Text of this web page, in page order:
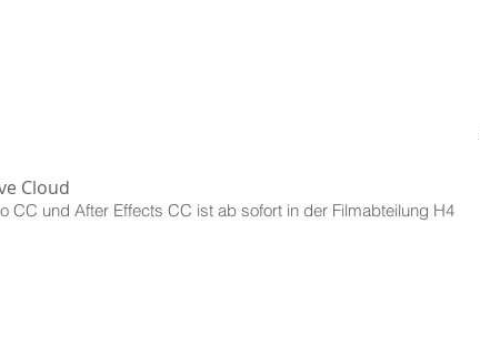
Cloud
CC und After Effects CC ist ab sofort in der Filmabteilung H4